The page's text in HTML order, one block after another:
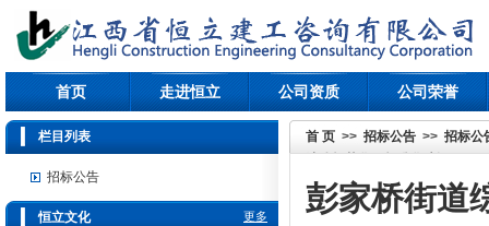
首页 走进恒立 公司资质 公司荣誉
首 页 >> 招标公告 >> 招标公
彭家桥街道
栏目列表
招标公告
更多
恒立文化